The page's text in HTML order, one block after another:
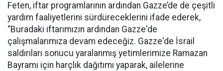
Feten, iftar programlarının ardından Gazze’de de çeşitli
yardım faaliyetlerini sürdüreceklerini ifade ederek,
“Buradaki iftarımızın ardından Gazze'de
çalışmalarımıza devam edeceğiz. Gazze'de İsrail
saldırıları sonucu yaralanmış yetimlerimize Ramazan
Bayramı için harçlık dağıtımı yaparak, ailelerine